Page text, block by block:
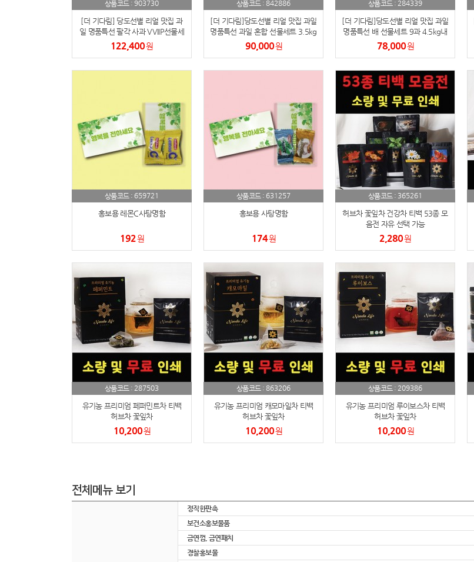
7 여행
8 텀블러
AP-100125
11 usb
12 보조배터리
14 에코백
18 노트
19 스테들러
20 구급
21 물티슈
22 티슈
손톱
26 보냉
상품코드 : 903730
[더 기다림] 당도선별 리얼 맛집 과
일 명품특선 팔각 사과 VVIIP선물세
트 12과 4kg내외
122,400원
상품코드 : 842886
[더 기다림]당도선별 리얼 맛집 과일
명품특선 과일 혼합 선물세트 3.5kg
내외 (사과5과+배4과)
90,000원
상품코드 : 284339
[더 기다림]당도선별 리얼 맛집 과일
명품특선 배 선물세트 9과 4.5kg내
외
78,000원
상품코드 : 659721
홍보용 레몬C사탕명함
192원
상품코드 : 631257
홍보용 사탕명함
174원
상품코드 : 365261
허브차 꽃잎차 건강차 티백 53종 모
음전 자유 선택 가능
2,280원
상품코드 : 287503
유기농 프리미엄 페퍼민트차 티백
허브차 꽃잎차
10,200원
상품코드 : 863206
유기농 프리미엄 캐모마일차 티백
허브차 꽃잎차
10,200원
상품코드 : 209386
유기농 프리미엄 루이보스차 티백
허브차 꽃잎차
10,200원
전체메뉴 보기
정직한판촉
보건소홍보물품
금연껌, 금연패치
경찰홍보물